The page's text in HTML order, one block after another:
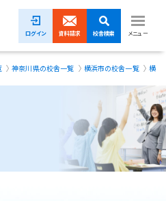
ログイン 資料請求 校舎検索 メニュー
！神奈川県の校舎一覧 横浜市の校舎一覧 横浜